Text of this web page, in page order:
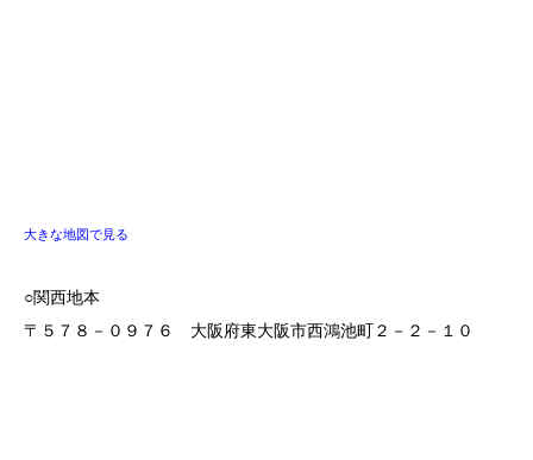
大きな地図で見る
○関西地本
〒５７８－０９７６ 大阪府東大阪市西鴻池町２－２－１０